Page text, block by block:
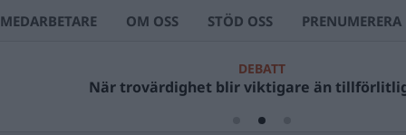
MEDARBETARE OM OSS STÖD OSS PRENUMERERA
DEBATT
När trovärdighet blir viktigare än